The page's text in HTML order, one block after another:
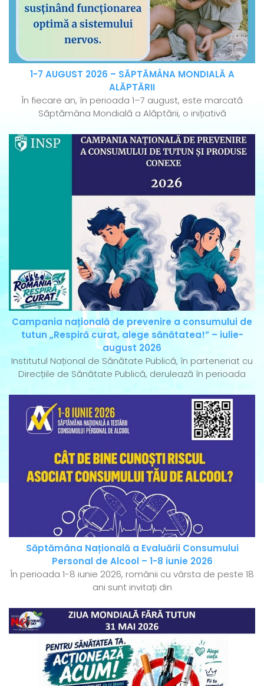
1-7 AUGUST 2026 – SĂPTĂMÂNA MONDIALĂ A
ALĂPTĂRII
În fiecare an, în perioada 1–7 august, este marcată
Săptămâna Mondială a Alăptării, o inițiativă
Campania națională de prevenire a consumului de
tutun „Respiră curat, alege sănătatea!” – iulie-
august 2026
Institutul Național de Sănătate Publică, în parteneriat cu
Direcțiile de Sănătate Publică, derulează în perioada
Săptămâna Națională a Evaluării Consumului
Personal de Alcool – 1-8 iunie 2026
În perioada 1-8 iunie 2026, românii cu vârsta de peste 18
ani sunt invitați din